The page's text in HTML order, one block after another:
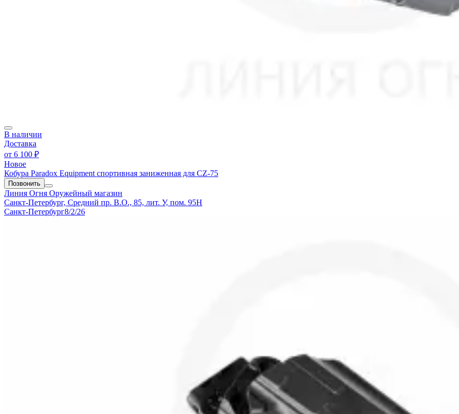
В наличии
Доставка
от 6 100 ₽
Новое
Кобура Paradox Equipment спортивная заниженная для CZ-75
Позвонить
Линия Огня Оружейный магазин
Санкт-Петербург, Средний пр. В.О., 85, лит. У, пом. 95Н
Санкт-Петербург8/2/26